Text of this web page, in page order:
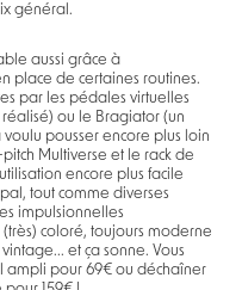
général.
aussi grâce à
place de certaines routines.
par les pédales virtuelles
ou le Bragiator (un
pousser encore plus loin
Multiverse et le rack de
encore plus facile
tout comme diverses
impulsionnelles
(très) coloré, toujours moderne
et ça sonne. Vous
ampli pour 69€ ou déchaîner